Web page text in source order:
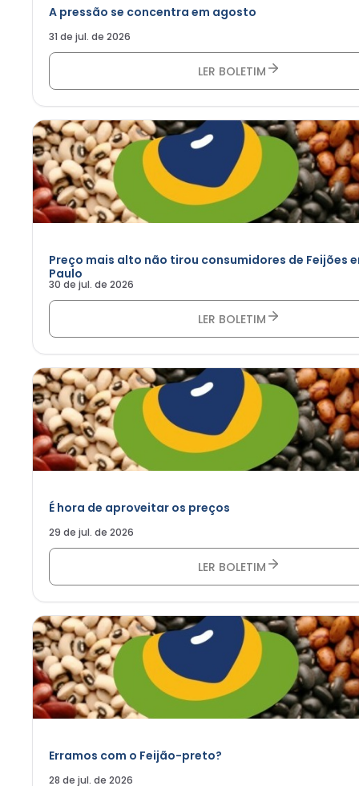
A pressão se concentra em agosto
31 de jul. de 2026
LER BOLETIM
Preço mais alto não tirou consumidores de Feijões
Paulo
30 de jul. de 2026
LER BOLETIM
É hora de aproveitar os preços
29 de jul. de 2026
LER BOLETIM
Erramos com o Feijão-preto?
28 de jul. de 2026